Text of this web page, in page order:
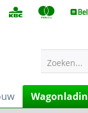
Zoeken...